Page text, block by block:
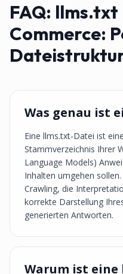
FAQ: llms.txt
Commerce:
Was genau ist
Eine llms.txt-Datei ist
Stammverzeichnis Ihrer
Language Models)
Inhalten umgehen
Crawling, die
korrekte Darstellung
generierten Antworten.
Warum ist